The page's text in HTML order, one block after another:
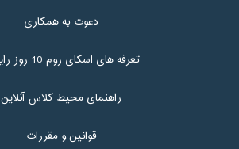
دعوت به همکاری
تعرفه های اسکای روم 10 روز رایگان
راهنمای محیط کلاس آنلاین
قوانین و مقررات